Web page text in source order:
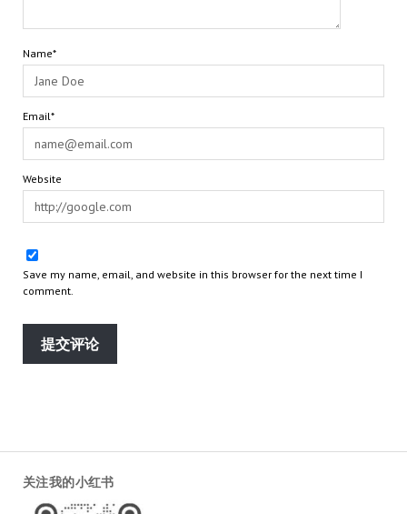
Name*
Email*
Website
Save my name, email, and website in this browser for the next time I
comment.
关注我的小红书